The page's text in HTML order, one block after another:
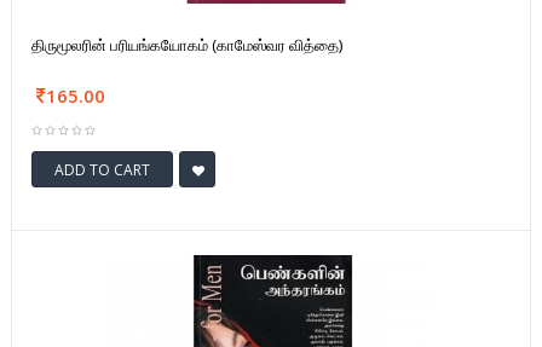
திருமூலரின் பரியங்கயோகம் (காமேஸ்வர வித்தை)
165.00
ADD TO CART